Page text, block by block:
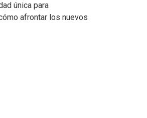
única para
afrontar los nuevos